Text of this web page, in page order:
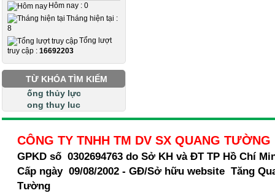
Hôm nay : 0
Tháng hiện tại :
8
Tổng lượt
truy cập : 16692203
TỪ KHÓA TÌM KIẾM
ống thủy lực
ong thuy luc
CÔNG TY TNHH TM DV SX QUANG TƯỜNG
GPKD số 0302694763 do Sở KH và ĐT TP Hồ Chí
Cấp ngày 09/08/2002 - GĐ/Sở hữu website Tăng
Tường